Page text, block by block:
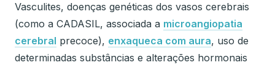
Vasculites, doenças genéticas dos vasos cerebrais
(como a CADASIL, associada a microangiopatia
cerebral precoce), enxaqueca com aura, uso de
determinadas substâncias e alterações hormonais